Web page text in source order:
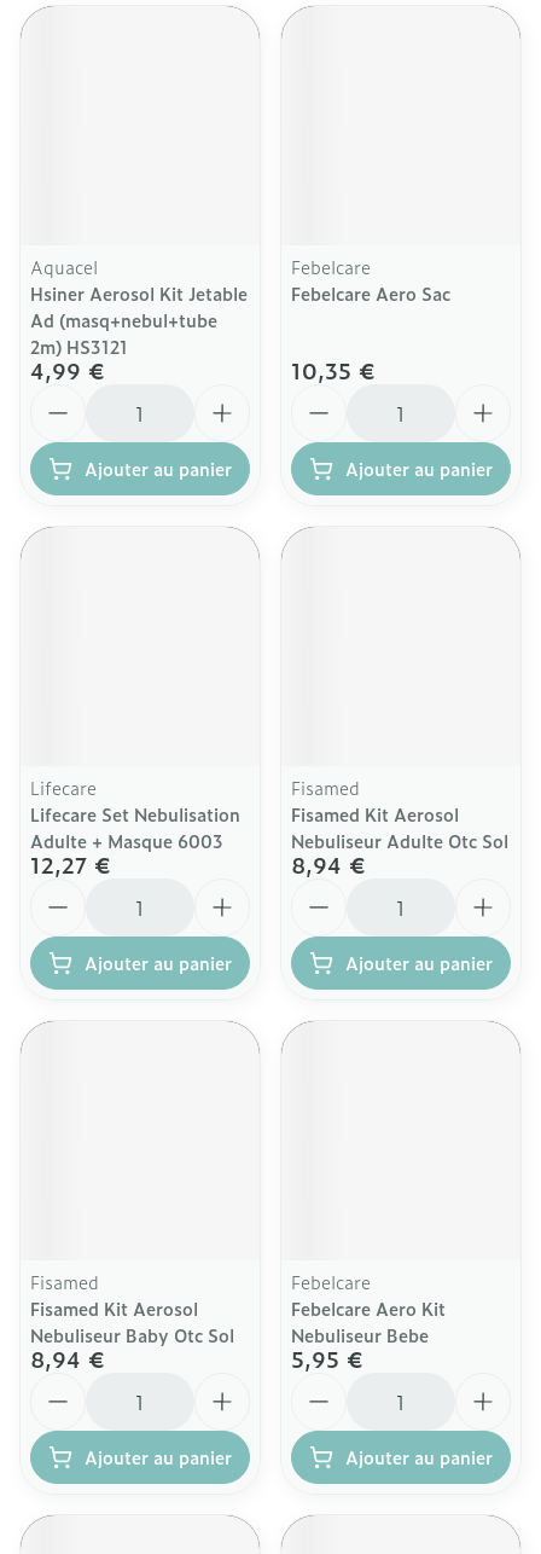
Aquacel
Hsiner Aerosol Kit Jetable
Ad (masq+nebul+tube
2m) HS3121
4,99 €
Ajouter au panier
Febelcare
Febelcare Aero Sac
10,35 €
Ajouter au panier
Lifecare
Lifecare Set Nebulisation
Adulte + Masque 6003
12,27 €
Ajouter au panier
Fisamed
Fisamed Kit Aerosol
Nebuliseur Adulte Otc Sol
8,94 €
Ajouter au panier
Fisamed
Fisamed Kit Aerosol
Nebuliseur Baby Otc Sol
8,94 €
Ajouter au panier
Febelcare
Febelcare Aero Kit
Nebuliseur Bebe
5,95 €
Ajouter au panier